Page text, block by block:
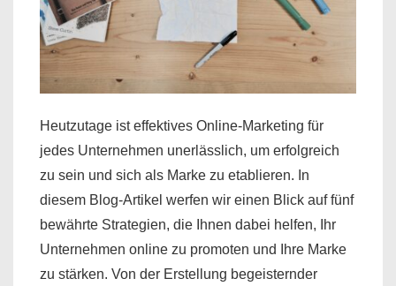
Heutzutage ist effektives Online-Marketing für
jedes Unternehmen unerlässlich, um erfolgreich
zu sein und sich als Marke zu etablieren. In
diesem Blog-Artikel werfen wir einen Blick auf fünf
bewährte Strategien, die Ihnen dabei helfen, Ihr
Unternehmen online zu promoten und Ihre Marke
zu stärken. Von der Erstellung begeisternder